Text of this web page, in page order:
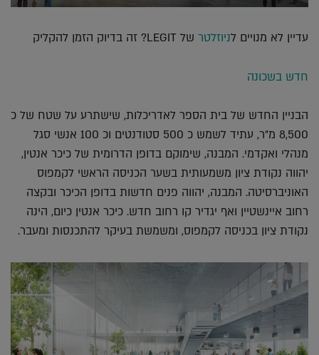
עדיין לא מנויים לניוזלטר של LEGIT? זה בדיוק הזמן להקליק
חדש בשכונה
הבניין החדש של בית הספר לאדריכלות, שישתרע על שטח של כ
8,500 מ"ר, עתיד לשמש כ 500 סטודנטים וכ 100 אנשי סגל
מנהלי ואקדמי. המבנה, שימוקם בדופן הדרומית של כיכר אנטין,
יהווה נקודת ציון משמעותית בשער הכניסה הראשי לקמפוס
האוניברסיטה. המבנה, יהווה פנים חדשות בדופן הכיכר ובקצה
רחוב איינשטיין ואף יגדיר קו רחוב חדש. כיכר אנטין כיום, הינה
נקודת ציון בכניסה לקמפוס, ומשמשת בעיקר להתכנסות ומעבר.